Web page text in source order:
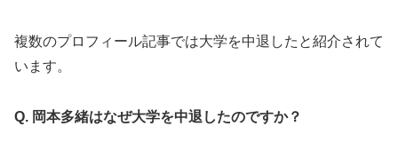
複数のプロフィール記事では大学を中退したと紹介されて
います。
Q. 岡本多緒はなぜ大学を中退したのですか？